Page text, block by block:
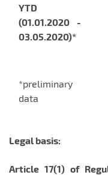
YTD
(01.01.2020 -
03.05.2020)*
*preliminary
data
Legal basis:
Article 17(1) of